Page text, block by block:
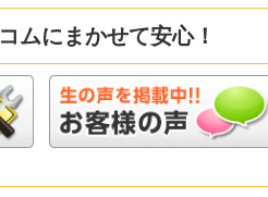
ムにまかせて安心！